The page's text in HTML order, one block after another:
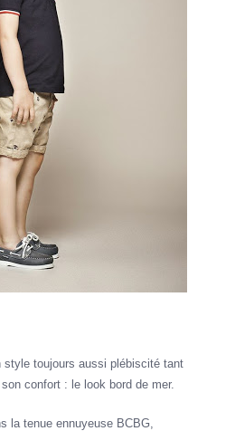
style toujours aussi plébiscité tant
confort : le look bord de mer.
la tenue ennuyeuse BCBG,